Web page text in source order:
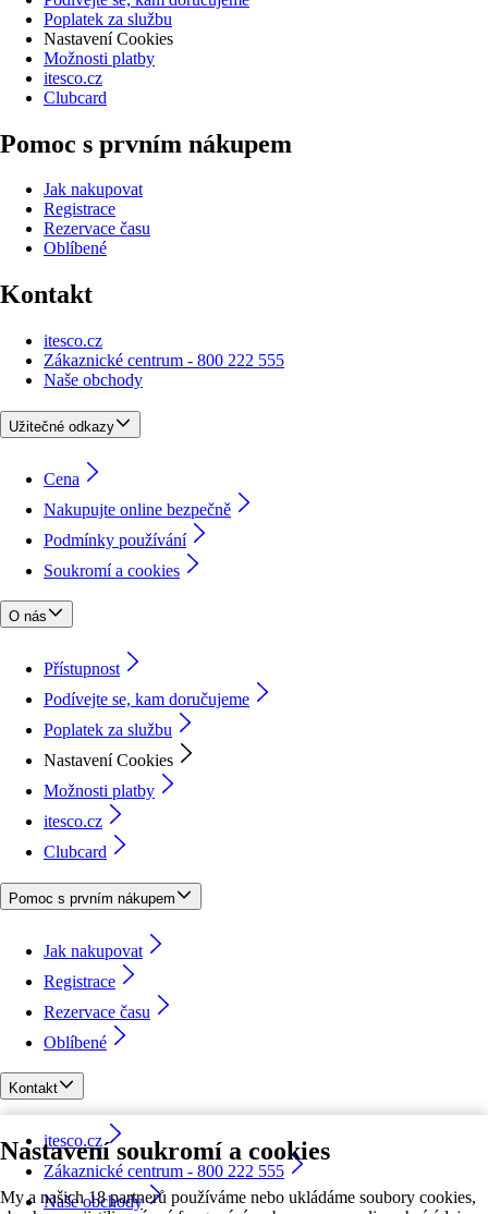
Nastavení soukromí a cookies
My a našich 18 partnerů používáme nebo ukládáme soubory cookies,
Poplatek za službu
Nastavení Cookies
Možnosti platby
itesco.cz
Clubcard
Pomoc s prvním nákupem
Jak nakupovat
Registrace
Rezervace času
Oblíbené
Kontakt
itesco.cz
Zákaznické centrum - 800 222 555
Naše obchody
Užitečné odkazy
Cena
Nakupujte online bezpečně
Podmínky používání
Soukromí a cookies
O nás
Přístupnost
Podívejte se, kam doručujeme
Poplatek za službu
Nastavení Cookies
Možnosti platby
itesco.cz
Clubcard
Pomoc s prvním nákupem
Jak nakupovat
Registrace
Rezervace času
Oblíbené
Kontakt
itesco.cz
Zákaznické centrum - 800 222 555
Naše obchody